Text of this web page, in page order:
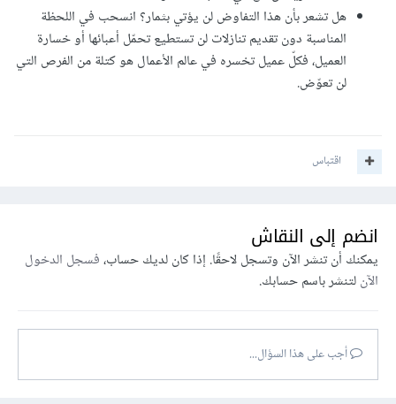
هل تشعر بأن هذا التفاوض لن يؤتي بثمار؟ انسحب في اللحظة
المناسبة دون تقديم تنازلات لن تستطيع تحمّل أعبائها أو خسارة
العميل، فكلّ عميل تخسره في عالم الأعمال هو كتلة من الفرص التي
لن تعوّض.
اقتباس
انضم إلى النقاش
يمكنك أن تنشر الآن وتسجل لاحقًا. إذا كان لديك حساب،فسجل الدخول
الآنلتنشر باسم حسابك.
أجب على هذا السؤال...